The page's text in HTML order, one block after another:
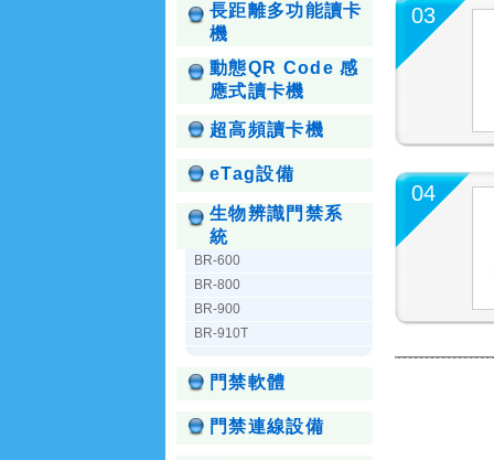
長距離多功能讀卡
機
動態QR Code 感
應式讀卡機
超高頻讀卡機
eTag設備
生物辨識門禁系
統
BR-600
BR-800
BR-900
BR-910T
門禁軟體
門禁連線設備
03
04